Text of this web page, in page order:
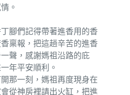
。
腳們記得帶著進香用的香
稟報，把這趟辛苦的進香
聲，感謝媽祖沿路的庇
年平安順利。
那一刻，媽祖再度現身在
從神房裡請出火缸，把進